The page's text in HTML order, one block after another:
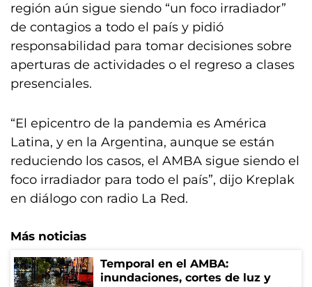
región aún sigue siendo “un foco irradiador”
de contagios a todo el país y pidió
responsabilidad para tomar decisiones sobre
aperturas de actividades o el regreso a clases
presenciales.
“El epicentro de la pandemia es América
Latina, y en la Argentina, aunque se están
reduciendo los casos, el AMBA sigue siendo el
foco irradiador para todo el país”, dijo Kreplak
en diálogo con radio La Red.
Más noticias
Temporal en el AMBA:
inundaciones, cortes de luz y